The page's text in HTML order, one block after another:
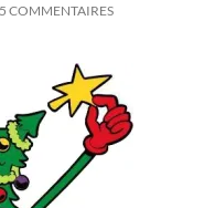
5 COMMENTAIRES